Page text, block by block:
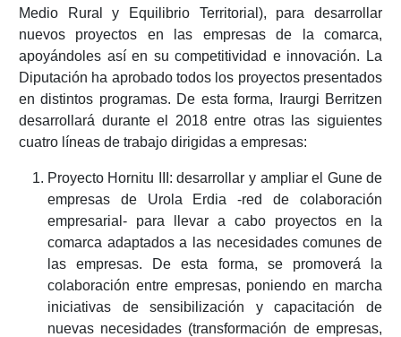
Medio Rural y Equilibrio Territorial), para desarrollar
nuevos proyectos en las empresas de la comarca,
apoyándoles así en su competitividad e innovación. La
Diputación ha aprobado todos los proyectos presentados
en distintos programas. De esta forma, Iraurgi Berritzen
desarrollará durante el 2018 entre otras las siguientes
cuatro líneas de trabajo dirigidas a empresas:
Proyecto Hornitu III: desarrollar y ampliar el Gune de
empresas de Urola Erdia -red de colaboración
empresarial- para llevar a cabo proyectos en la
comarca adaptados a las necesidades comunes de
las empresas. De esta forma, se promoverá la
colaboración entre empresas, poniendo en marcha
iniciativas de sensibilización y capacitación de
nuevas necesidades (transformación de empresas,